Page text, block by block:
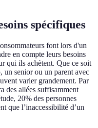
spécifiques
font lors d'un
en compte leurs besoins
qui ils achètent. Que ce soit
un senior ou un parent avec
varier grandement. Par
des allées suffisamment
20% des personnes
que l’inaccessibilité d’un